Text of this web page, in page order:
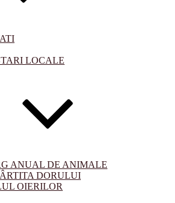
LOCALE
ANUAL DE ANIMALE
DORULUI
OIERILOR